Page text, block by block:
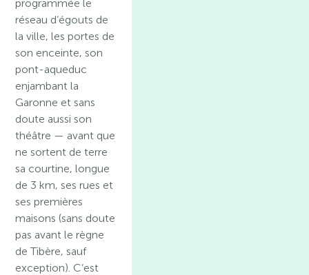
programmée le
réseau d’égouts de
la ville, les portes de
son enceinte, son
pont-aqueduc
enjambant la
Garonne et sans
doute aussi son
théâtre — avant que
ne sortent de terre
sa courtine, longue
de 3 km, ses rues et
ses premières
maisons (sans doute
pas avant le règne
de Tibère, sauf
exception). C’est